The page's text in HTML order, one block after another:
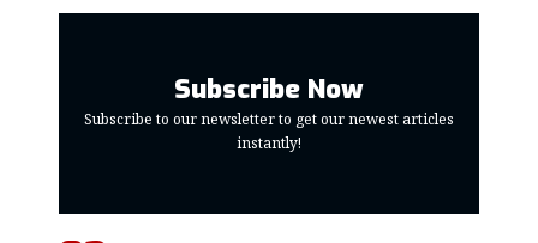
Subscribe Now
Subscribe to our newsletter to get our newest articles
instantly!